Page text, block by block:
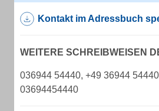
Kontakt im Adressbuch
WEITERE SCHREIBWEISEN
036944 54440, +49 36944
03694454440